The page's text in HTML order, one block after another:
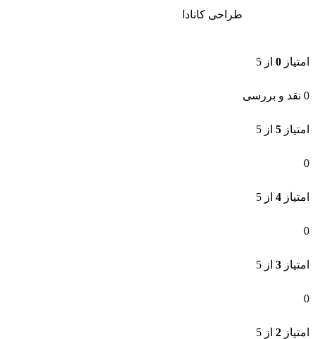
طراحی کانادا
امتیاز 0 از 5
0 نقد و بررسی
امتیاز 5 از 5
0
امتیاز 4 از 5
0
امتیاز 3 از 5
0
امتیاز 2 از 5